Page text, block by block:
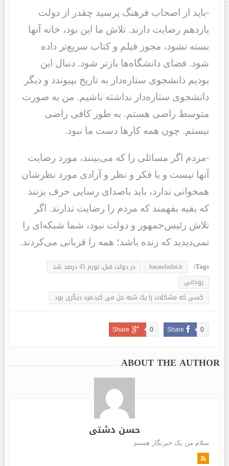
-باید از اصحاب فرهنگ پرسید چقدر از دولت
یازدهم رضایت دارند. تلاش ما این بود، خانه آنها
بسته نشود، مجوز فیلم و کتاب سریع‌تر داده
شود. فضای دانشگاه‌ها بازتر شود. دنبال این
بودیم دانشجوی ستاره‌دار به تاریخ بپیوندد و دیگر
دانشجوی ستاره‌دار نداشته باشیم. من به صورت
متوسط راضی هستم. به طور کافی راضی
نیستم. چون همه کارها دست ما نبود.
-مردم اگر مسائلی را که می‌بینند، مورد رضایت
آنها نیست و با فکر و نظر و آزادی مورد نظرشان
همخوانی ندارد، باید باصدای رسایی حرف بزنند
که بقیه بفهمند که مردم را رضایت ندارند. اگر
تلاش رئیس‌جمهور و دولت نبود، شما شبکه‌ای را
نمی‌دیدید که زنده باشد؛ همه را قربانی می‌کردند.
Tags:
hasandashti.ir
در دولت قبل، تورم 45 درصد شد
روحانی
کسی که مشکلات را یک شبه حل می کرد،فرد دیگری بود
Share 0
Share 0
ABOUT THE AUTHOR
حسن دشتی
سلام من یک خبرنگار هستم